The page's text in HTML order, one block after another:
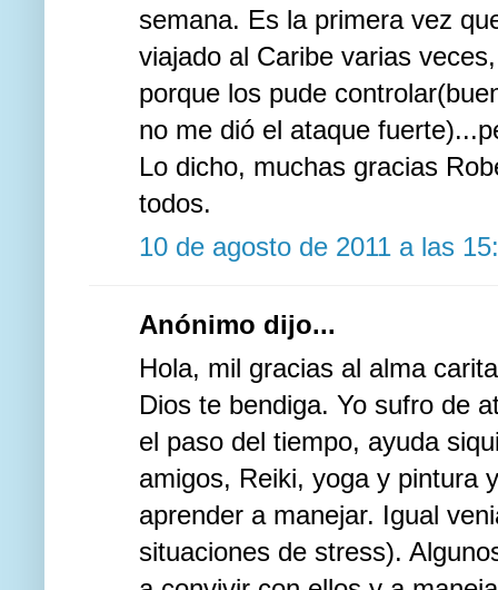
semana. Es la primera vez
viajado al Caribe varias
porque los pude
no me dió el ataque
Lo dicho, muchas gracias
todos.
10 de agosto de 2011 a las
Anónimo dijo...
Hola, mil gracias al alma
Dios te bendiga. Yo sufro de
el paso del tiempo, ayuda
amigos, Reiki, yoga y pintura
aprender a manejar. Igual
situaciones de stress).